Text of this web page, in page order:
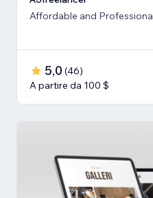
Affordable and
5,0 (46)
A partire da 100 $